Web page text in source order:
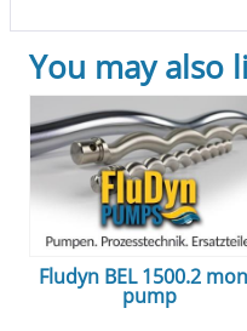
You may also
Fludyn BEL 1500.2
pump